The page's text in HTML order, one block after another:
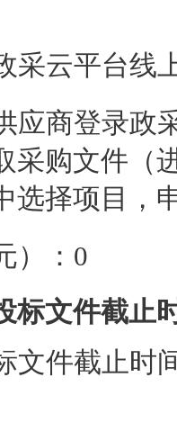
采云平台线
应商登录政
采购文件（
选择项目，
）： 0
标文件截止
文件截止时